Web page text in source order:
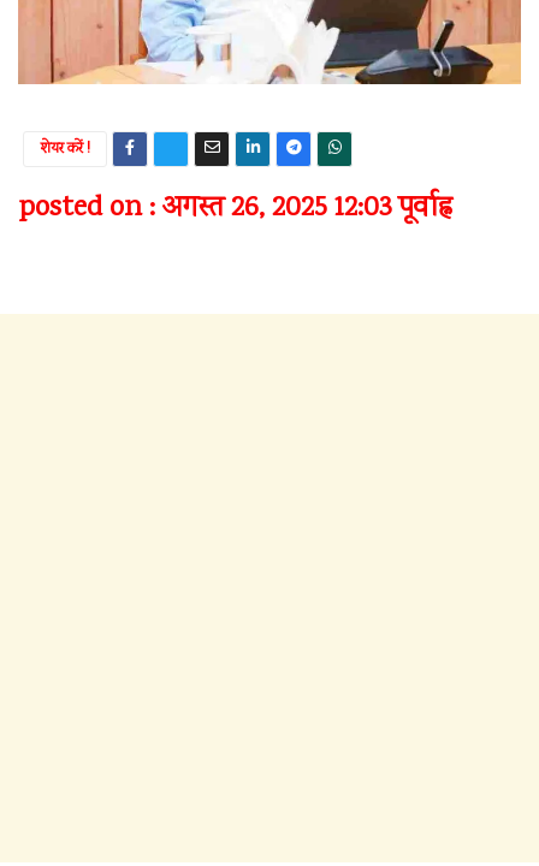
शेयर करें !
posted on : अगस्त 26, 2025 12:03 पूर्वाह्न